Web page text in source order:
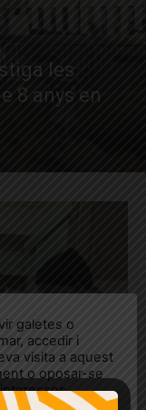
les
8 anys en
galetes o
accedir i
visita a aquest
o oposar-se
a "Ajustos de